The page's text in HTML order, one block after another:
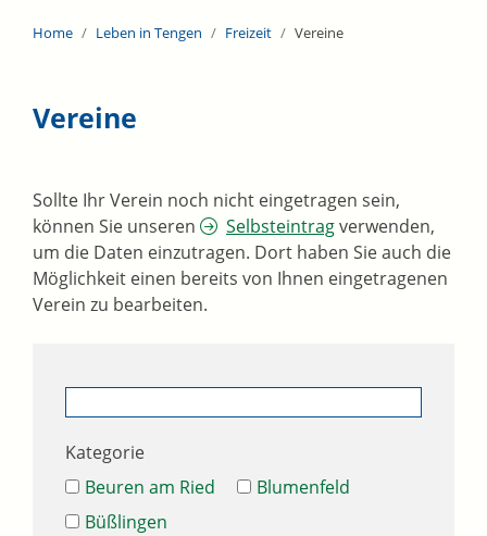
Home Leben in Tengen Freizeit Vereine
Vereine
Sollte Ihr Verein noch nicht eingetragen sein,
können Sie unseren
Selbsteintragverwenden,
um die Daten einzutragen. Dort haben Sie auch die
Möglichkeit einen bereits von Ihnen eingetragenen
Verein zu bearbeiten.
Kategorie
Beuren am Ried
Blumenfeld
Büßlingen